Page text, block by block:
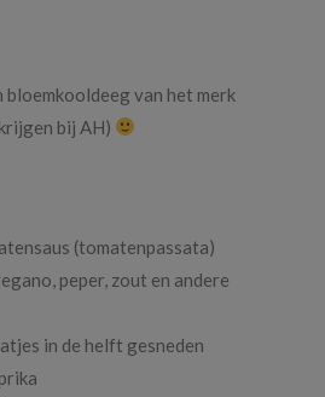
bloemkooldeeg van het merk
bij AH)
(tomatenpassata)
peper, zout en andere
in de helft gesneden